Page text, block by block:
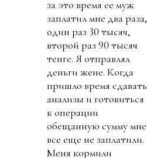
за это время ее муж
заплатил мне два раза,
один раз 30 тысяч,
второй раз 90 тысяч
тенге. Я отправлял
деньги жене. Когда
пришло время сдавать
анализы и готовиться
к операции
обещанную сумму мне
все еще не заплатили.
Меня кормили